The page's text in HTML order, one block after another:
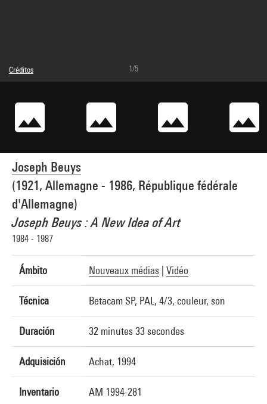
Joseph Beuys
(1921, Allemagne - 1986, République fédérale
d'Allemagne)
Joseph Beuys : A New Idea of Art
1984 - 1987
Ámbito Nouveaux médias Vidéo
Técnica Betacam SP, PAL, 4/3, couleur, son
Duración 32 minutes 33 secondes
Adquisición Achat, 1994
Inventario AM 1994-281
Créditos
© Joseph Beuys Estate
photographique du MNAM/Dist. GrandPalaisRmn
Referencia de la imagen : 2A41808 [1994 CX 1733]
1/5